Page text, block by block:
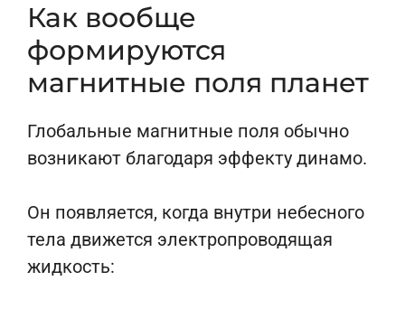
Как вообще
формируются
магнитные поля планет
Глобальные магнитные поля обычно
возникают благодаря эффекту динамо.
Он появляется, когда внутри небесного
тела движется электропроводящая
жидкость: